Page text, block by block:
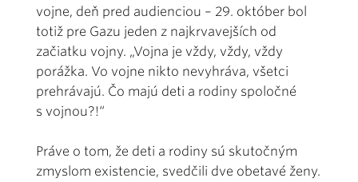
vojne, deň pred audienciou – 29. október bol
totiž pre Gazu jeden z najkrvavejších od
začiatku vojny. „Vojna je vždy, vždy, vždy
porážka. Vo vojne nikto nevyhráva, všetci
prehrávajú. Čo majú deti a rodiny spoločné
s vojnou?!“
Práve o tom, že deti a rodiny sú skutočným
zmyslom existencie, svedčili dve obetavé ženy.